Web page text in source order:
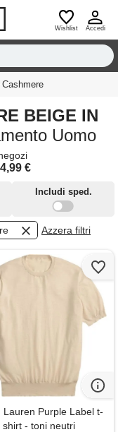
Wishlist Accedi
Cashmere
Uomo
€
Includi sped.
Azzera filtri
Lauren Purple Label t-
shirt - toni neutri